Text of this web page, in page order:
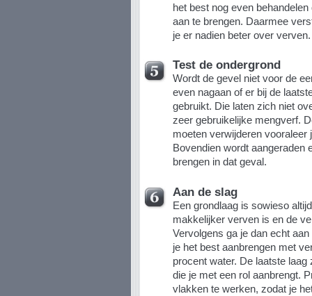
het best nog even
aan te brengen. Daarmee
je er nadien beter over verven.
Test de ondergrond
Wordt de gevel niet voor de
even nagaan of er bij de
gebruikt. Die laten zich niet
zeer gebruikelijke mengverf.
moeten verwijderen vooraleer
Bovendien wordt aangeraden
brengen in dat geval.
Aan de slag
Een grondlaag is sowieso
makkelijker verven is en de
Vervolgens ga je dan echt
je het best aanbrengen met
procent water. De laatste
die je met een rol aanbrengt.
vlakken te werken, zodat je